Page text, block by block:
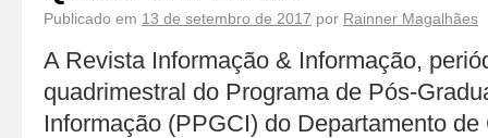
Publicado em 13 de setembro de 2017 por Rainner Magalhães
A Revista Informação & Informação,
quadrimestral do Programa de Pós-
Informação (PPGCI) do Departamento